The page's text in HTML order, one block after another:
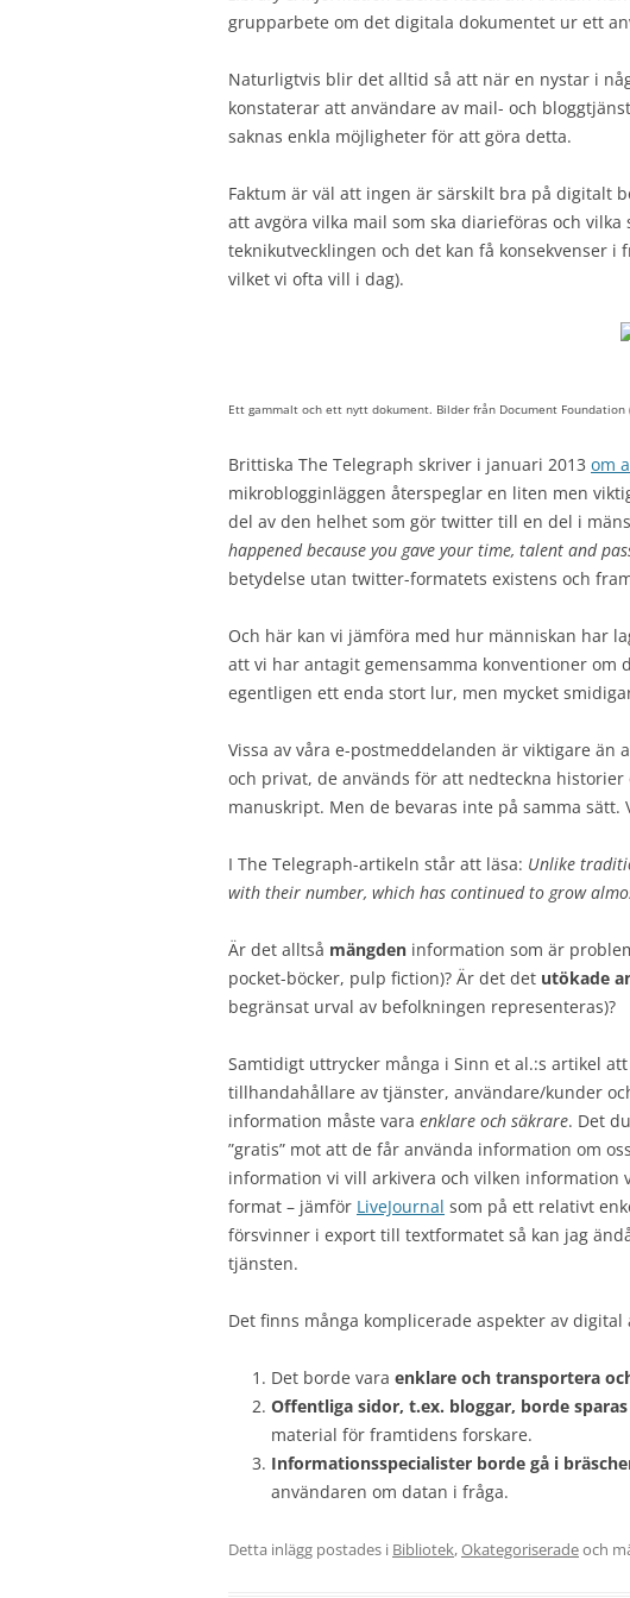
grupparbete om det digitala dokumentet ur ett
Naturligtvis blir det alltid så att när en nystar i
konstaterar att användare av mail- och
saknas enkla möjligheter för att göra detta.
Faktum är väl att ingen är särskilt bra på digitalt
att avgöra vilka mail som ska diarieföras och
teknikutvecklingen och det kan få konsekvenser
vilket vi ofta vill i dag).
Ett gammalt och ett nytt dokument. Bilder från Document Foundation
Brittiska The Telegraph skriver i januari 2013 om
mikroblogginläggen återspeglar en liten men
del av den helhet som gör twitter till en del i
happened because you gave your time, talent and
betydelse utan twitter-formatets existens och
Och här kan vi jämföra med hur människan har
att vi har antagit gemensamma konventioner om
egentligen ett enda stort lur, men mycket
Vissa av våra e-postmeddelanden är viktigare
och privat, de används för att nedteckna
manuskript. Men de bevaras inte på samma sätt.
I The Telegraph-artikeln står att läsa: Unlike
with their number, which has continued to grow
Är det alltså mängden information som är
pocket-böcker, pulp fiction)? Är det det utökade
begränsat urval av befolkningen representeras)?
Samtidigt uttrycker många i Sinn et al.:s artikel
tillhandahållare av tjänster, användare/kunder
information måste vara enklare och säkrare. Det
”gratis” mot att de får använda information om
information vi vill arkivera och vilken
format – jämför LiveJournal som på ett relativt
försvinner i export till textformatet så kan jag
tjänsten.
Det finns många komplicerade aspekter av
Det borde vara enklare och transportera
Offentliga sidor, t.ex. bloggar, borde sparas
material för framtidens forskare.
Informationsspecialister borde gå i
användaren om datan i fråga.
Detta inlägg postades i Bibliotek,Okategoriseradeoch